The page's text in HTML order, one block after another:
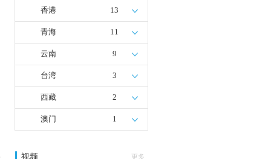
香港 13
青海 11
云南 9
台湾 3
西藏 2
澳门 1
视频 更多